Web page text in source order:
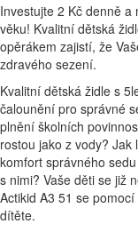
Investujte 2 Kč denně
věku! Kvalitní dětská
opěrákem zajistí, že
zdravého sezení.
Kvalitní dětská židle s
čalounění pro správné
plnění školních
rostou jako z vody?
komfort správného
s nimi? Vaše děti se již
Actikid A3 51 se
dítěte.